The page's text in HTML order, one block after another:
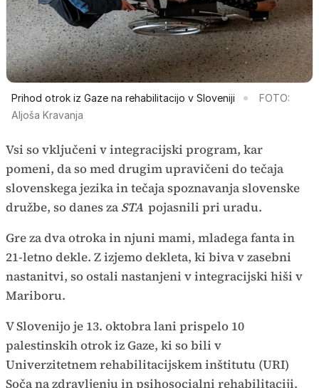
Prihod otrok iz Gaze na rehabilitacijo v Sloveniji
FOTO:
Aljoša Kravanja
Vsi so vključeni v integracijski program, kar
pomeni, da so med drugim upravičeni do tečaja
slovenskega jezika in tečaja spoznavanja slovenske
družbe, so danes za STA pojasnili pri uradu.
Gre za dva otroka in njuni mami, mladega fanta in
21-letno dekle. Z izjemo dekleta, ki biva v zasebni
nastanitvi, so ostali nastanjeni v integracijski hiši v
Mariboru.
V Slovenijo je 13. oktobra lani prispelo 10
palestinskih otrok iz Gaze, ki so bili v
Univerzitetnem rehabilitacijskem inštitutu (URI)
Soča na zdravljenju in psihosocialni rehabilitaciji.